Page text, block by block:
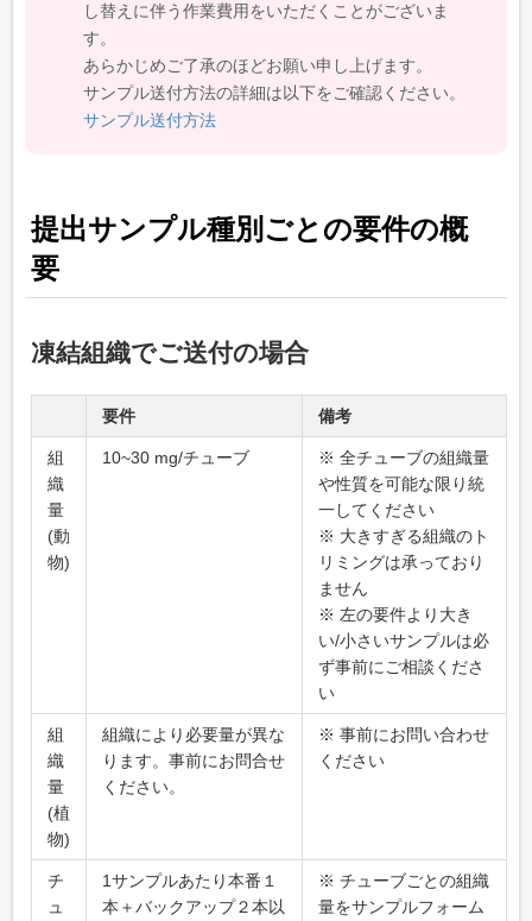
し替えに伴う作業費用をいただくことがございま
す。
あらかじめご了承のほどお願い申し上げます。
サンプル送付方法の詳細は以下をご確認ください。
サンプル送付方法
提出サンプル種別ごとの要件の概
要
凍結組織でご送付の場合
要件 備考
組
織
量
(動
物)
10~30 mg/チューブ
※ 全チューブの組織量
や性質を可能な限り統
一してください
※ 大きすぎる組織のト
リミングは承っており
ません
※ 左の要件より大き
い/小さいサンプルは必
ず事前にご相談くださ
い
組
織
量
(植
物)
組織により必要量が異な
ります。事前にお問合せ
ください。
※ 事前にお問い合わせ
ください
チ
ュ
1サンプルあたり本番１
本＋バックアップ２本以
※ チューブごとの組織
量をサンプルフォーム